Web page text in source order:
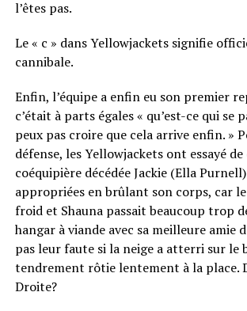
l’êtes pas.
Le « c » dans Yellowjackets signifie
cannibale.
Enfin, l’équipe a enfin eu son premier
c’était à parts égales « qu’est-ce qui se
peux pas croire que cela arrive enfin. »
défense, les Yellowjackets ont essayé
coéquipière décédée Jackie (Ella
appropriées en brûlant son corps, car
froid et Shauna passait beaucoup trop
hangar à viande avec sa meilleure amie
pas leur faute si la neige a atterri sur le
tendrement rôtie lentement à la place.
Droite?